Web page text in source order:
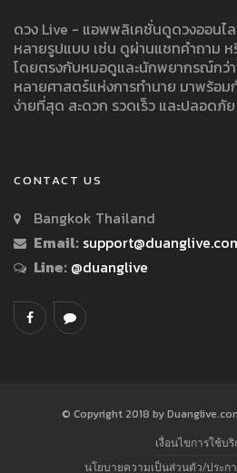
ดวง Live - แอพพลิเคชั่นดูดวงออนไ
หลายรูปแบบ เช่น ดูผ่านแชทคำถาม
โดยตรงกับหมอดูและนักพยากรณ์กว่
หลายศาสตร์แห่งการทำนาย มาพร้อม
ง่ายที่สุด สะดวก รวดเร็ว และปลอดภัย
CONTACT US
Bangkok Thailand
Email:
Line: @duanglive
© Copyright 2018 by
เงื่อนไขการใช้บริ
นโยบายความเป็นส่วนตัว/ประก